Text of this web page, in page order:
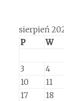
sierpień
P
W
3
4
10
11
17
18